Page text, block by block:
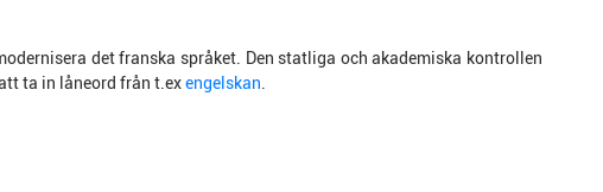
det franska språket. Den statliga och akademiska kontrollen
ta in låneord från t.exengelskan